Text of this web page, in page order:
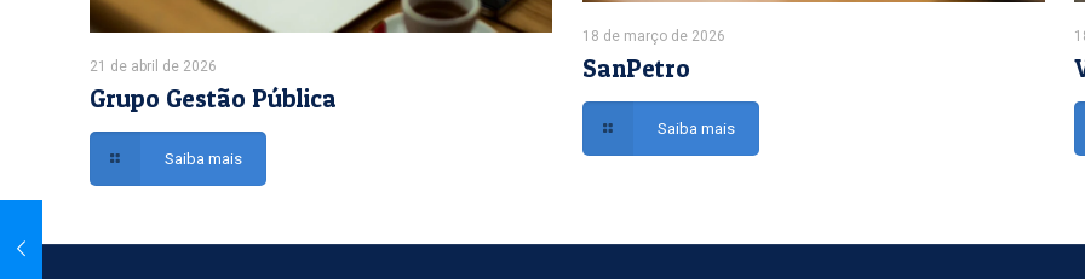
21 de abril de 2026
Grupo Gestão Pública
Saiba mais
18 de março de 2026
SanPetro
Saiba mais